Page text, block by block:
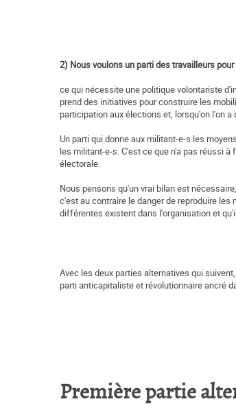
2) Nous voulons un parti des travailleurs
ce qui nécessite une politique volontariste
prend des initiatives pour construire les
participation aux élections et, lorsqu'on l'on
Un parti qui donne aux militant-e-s les
les militant-e-s. C'est ce que n'a pas réussi
électorale.
Nous pensons qu'un vrai bilan est
c'est au contraire le danger de reproduire
différentes existent dans l'organisation et
Avec les deux parties alternatives qui
parti anticapitaliste et révolutionnaire ancré
Première partie